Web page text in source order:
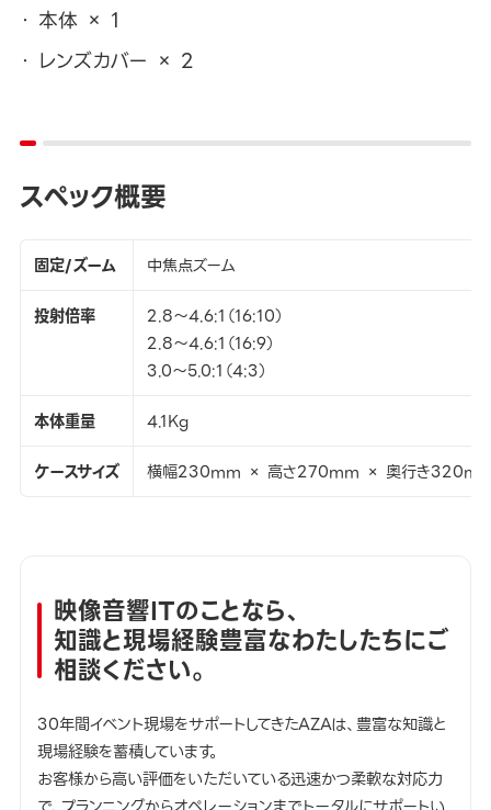
本体 × 1
レンズカバー × 2
スペック概要
固定/ズーム
中焦点ズーム
投射倍率
2.8～4.6:1（16:10）
2.8～4.6:1（16:9）
3.0～5.0:1（4:3）
本体重量
4.1Kg
ケースサイズ
横幅230mm × 高さ270mm × 奥行き
映像音響ITのことなら、
知識と現場経験豊富なわたしたちにご
相談ください。
30年間イベント現場をサポートしてきたAZAは、豊富な知識と
現場経験を蓄積しています。
お客様から高い評価をいただいている迅速かつ柔軟な対応力